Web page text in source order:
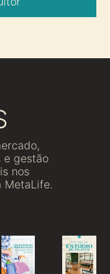
e gestão
nos
MetaLife.